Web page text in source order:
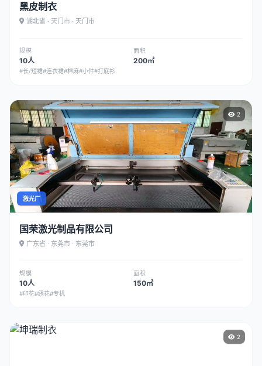
黑皮制衣
湖北省 · 天门市 · 天门市
规模
10人
面积
200㎡
#长/短裙#连衣裙#棉麻#小件#打底衫
2
激光厂
国荣激光制品有限公司
广东省 · 东莞市 · 东莞市
规模
10人
面积
150㎡
#印花#绣花#专机
2